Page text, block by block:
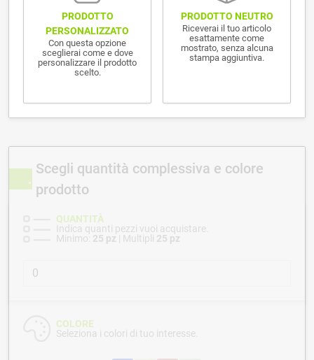
PRODOTTO
PERSONALIZZATO
Con questa opzione
sceglierai come e dove
personalizzare il prodotto
scelto.
PRODOTTO NEUTRO
Riceverai il tuo articolo
esattamente come
mostrato, senza alcuna
stampa aggiuntiva.
Scegli quantità complessiva e colore
prodotto
QUANTITÀ
Indica quanti pezzi vuoi acquistare.
Minimo: 25 pz | Multipli 25 pz
COLORE
Seleziona i colori di tuo interesse.